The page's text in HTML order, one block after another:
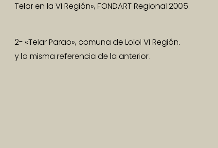
Telar en la VI Región», FONDART Regional 2005.
2- «Telar Parao», comuna de Lolol VI Región.
y la misma referencia de la anterior.